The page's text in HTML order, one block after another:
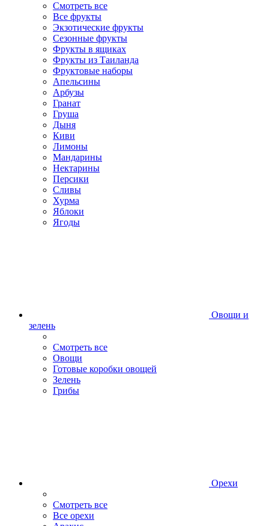
Смотреть все
Все фрукты
Экзотические фрукты
Сезонные фрукты
Фрукты в ящиках
Фрукты из Таиланда
Фруктовые наборы
Апельсины
Арбузы
Гранат
Груша
Дыня
Киви
Лимоны
Мандарины
Нектарины
Персики
Сливы
Хурма
Яблоки
Ягоды
Овощи и
зелень
Смотреть все
Овощи
Готовые коробки овощей
Зелень
Грибы
Орехи
Смотреть все
Все орехи